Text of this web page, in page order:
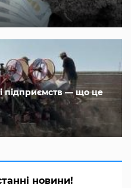
підприємств — що це
новини!